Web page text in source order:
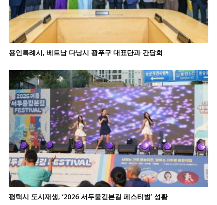
용인특례시, 베트남 다낭시 꽝푸구 대표단과 간담회
평택시 도시재생, ‘2026 서두물긷븐길 페스티벌’ 성황